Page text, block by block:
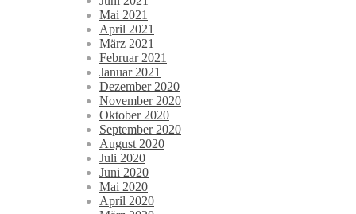
Mai 2021
April 2021
März 2021
Februar 2021
Januar 2021
Dezember 2020
November 2020
Oktober 2020
September 2020
August 2020
Juli 2020
Juni 2020
Mai 2020
April 2020